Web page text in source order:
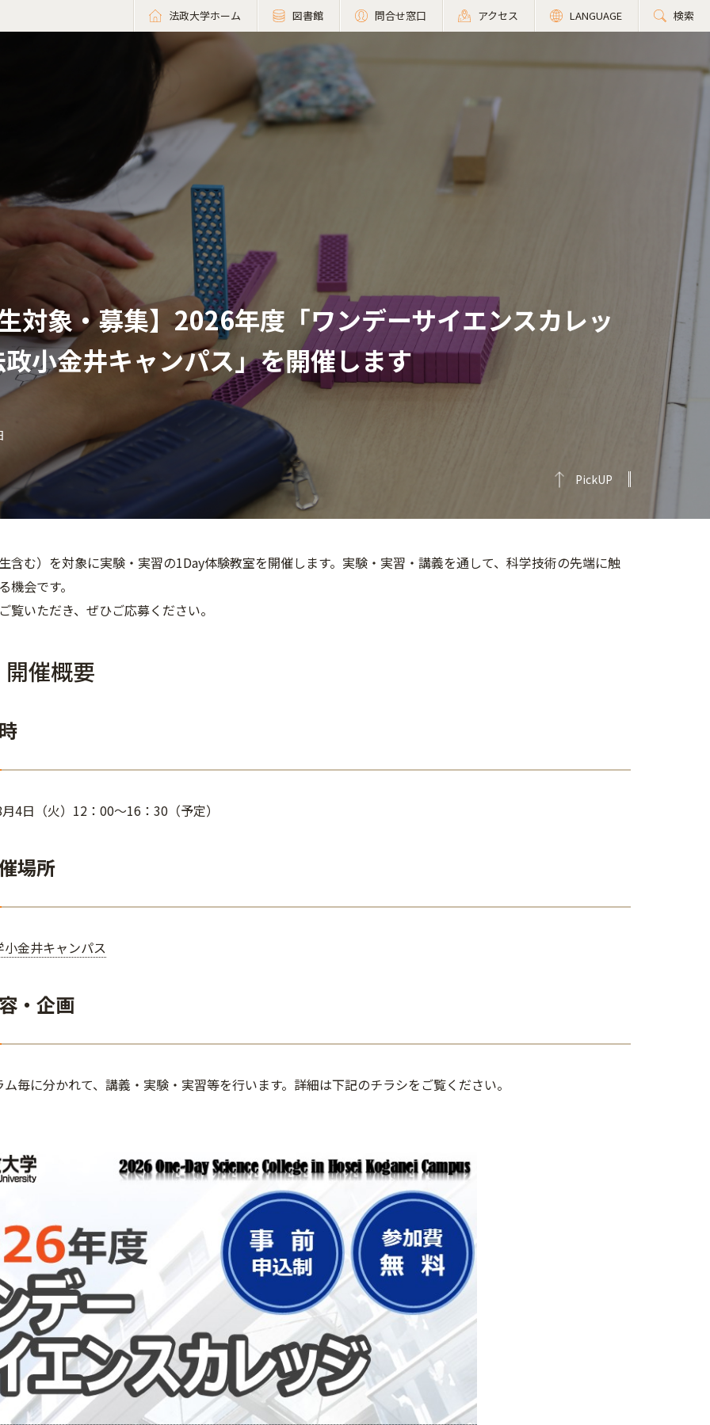
法政大学ホーム 図書館 問合せ窓口 アクセス LANGUAGE 検索
対象・募集】2026年度「ワンデーサイエンスカレッ
小金井キャンパス」を開催します
PickUP
含む）を対象に実験・実習の1Day体験教室を開催します。実験・実習・講義を通して、科学技術の先端に触
機会です。
覧いただき、ぜひご応募ください。
催概要
4日（火）12：00～16：30（予定）
場所
小金井キャンパス
・企画
毎に分かれて、講義・実験・実習等を行います。詳細は下記のチラシをご覧ください。